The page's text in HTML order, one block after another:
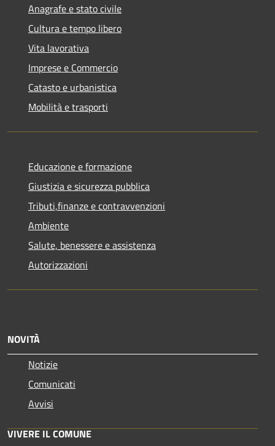
Anagrafe e stato civile
Cultura e tempo libero
Vita lavorativa
Imprese e Commercio
Catasto e urbanistica
Mobilità e trasporti
Educazione e formazione
Giustizia e sicurezza pubblica
Tributi,finanze e contravvenzioni
Ambiente
Salute, benessere e assistenza
Autorizzazioni
NOVITÀ
Notizie
Comunicati
Avvisi
VIVERE IL COMUNE